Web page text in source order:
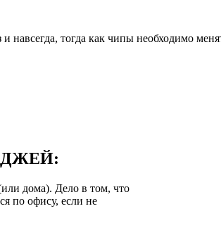
навсегда, тогда как чипы необходимо
дома). Дело в том, что
по офису, если не